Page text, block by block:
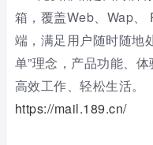
箱，覆盖Web、Wap
端，满足用户随时随地
单”理念，产品功能、
高效工作、轻松生活。
https://mail.189.cn/